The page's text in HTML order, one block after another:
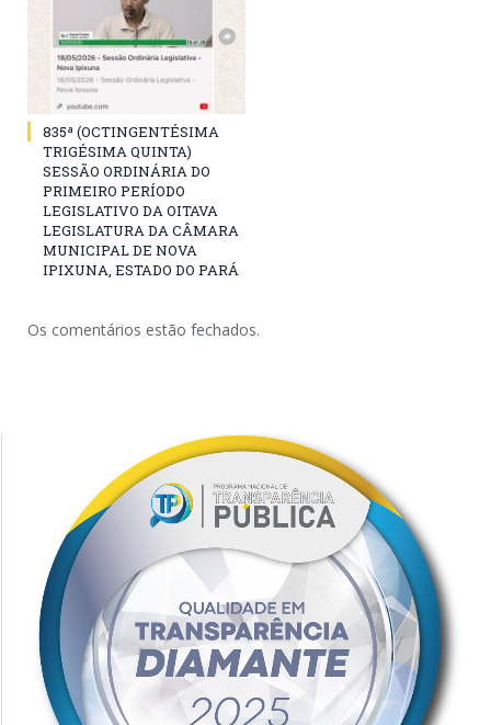
835ª (OCTINGENTÉSIMA
TRIGÉSIMA QUINTA)
SESSÃO ORDINÁRIA DO
PRIMEIRO PERÍODO
LEGISLATIVO DA OITAVA
LEGISLATURA DA CÂMARA
MUNICIPAL DE NOVA
IPIXUNA, ESTADO DO PARÁ
Os comentários estão fechados.